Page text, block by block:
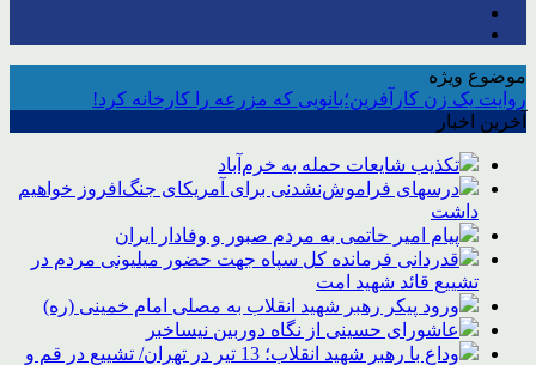
موضوع ویژه
روایت یک زن کارآفرین؛بانویی که مزرعه را کارخانه کرد!
آخرین اخبار
تکذیب شایعات حمله به خرم‌آباد
درسهای فراموش‌نشدنی برای آمریکای جنگ‌افروز خواهیم
داشت
پیام امیر حاتمی به مردم صبور و وفادار ایران
قدردانی فرمانده کل سپاه جهت حضور میلیونی مردم در
تشییع قائد شهید امت
ورود پیکر رهبر شهید انقلاب به مصلی امام خمینی (ره)
عاشورای حسینی از نگاه دوربین نیساخبر
وداع با رهبر شهید انقلاب؛ 13 تیر در تهران/ تشییع در قم و